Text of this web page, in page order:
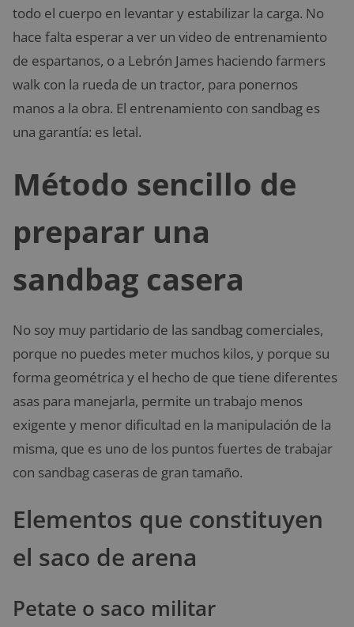
todo el cuerpo en levantar y estabilizar la carga. No
hace falta esperar a ver un video de entrenamiento
de espartanos, o a Lebrón James haciendo farmers
walk con la rueda de un tractor, para ponernos
manos a la obra. El entrenamiento con sandbag es
una garantía: es letal.
Método sencillo de
preparar una
sandbag casera
No soy muy partidario de las sandbag comerciales,
porque no puedes meter muchos kilos, y porque su
forma geométrica y el hecho de que tiene diferentes
asas para manejarla, permite un trabajo menos
exigente y menor dificultad en la manipulación de la
misma, que es uno de los puntos fuertes de trabajar
con sandbag caseras de gran tamaño.
Elementos que constituyen
el saco de arena
Petate o saco militar